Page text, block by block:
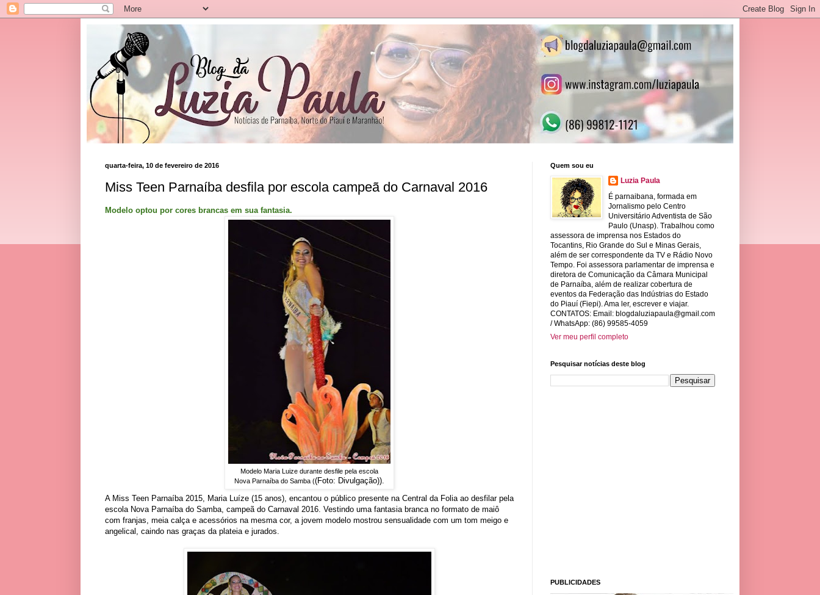
quarta-feira, 10 de fevereiro de 2016
Miss Teen Parnaíba desfila por escola campeã do Carnaval 2016
Modelo optou por cores brancas em sua fantasia.
Modelo Maria Luize durante desfile pela escola
Nova Parnaíba do Samba ((Foto: Divulgação)).
A Miss Teen Parnaíba 2015, Maria Luíze (15 anos), encantou o público presente na Central da Folia ao desfilar pela
escola Nova Parnaíba do Samba, campeã do Carnaval 2016. Vestindo uma fantasia branca no formato de maiô
com franjas, meia calça e acessórios na mesma cor, a jovem modelo mostrou sensualidade com um tom meigo e
angelical, caindo nas graças da plateia e jurados.
Quem sou eu
Luzia Paula
É parnaibana, formada em
Jornalismo pelo Centro
Universitário Adventista de São
Paulo (Unasp). Trabalhou como
assessora de imprensa nos Estados do
Tocantins, Rio Grande do Sul e Minas Gerais,
além de ser correspondente da TV e Rádio Novo
Tempo. Foi assessora parlamentar de imprensa e
diretora de Comunicação da Câmara Municipal
de Parnaíba, além de realizar cobertura de
eventos da Federação das Indústrias do Estado
do Piauí (Fiepi). Ama ler, escrever e viajar.
CONTATOS: Email: blogdaluziapaula@gmail.com
/ WhatsApp: (86) 99585-4059
Ver meu perfil completo
Pesquisar notícias deste blog
PUBLICIDADES